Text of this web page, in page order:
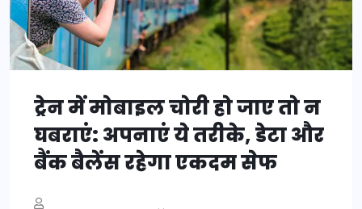
ट्रेन में मोबाइल चोरी हो जाए तो न
घबराएं: अपनाएं ये तरीके, डेटा और
बैंक बैलेंस रहेगा एकदम सेफ